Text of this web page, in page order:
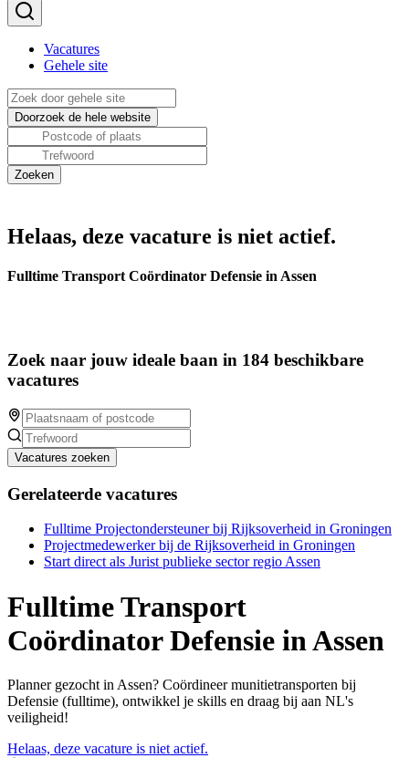
Vacatures
Gehele site
Helaas, deze vacature is niet actief.
Fulltime Transport Coördinator Defensie in Assen
Zoek naar jouw ideale baan in 184 beschikbare
vacatures
Vacatures zoeken
Gerelateerde vacatures
Fulltime Projectondersteuner bij Rijksoverheid in Groningen
Projectmedewerker bij de Rijksoverheid in Groningen
Start direct als Jurist publieke sector regio Assen
Fulltime Transport
Coördinator Defensie in Assen
Planner gezocht in Assen? Coördineer munitietransporten bij
Defensie (fulltime), ontwikkel je skills en draag bij aan NL's
veiligheid!
Helaas, deze vacature is niet actief.